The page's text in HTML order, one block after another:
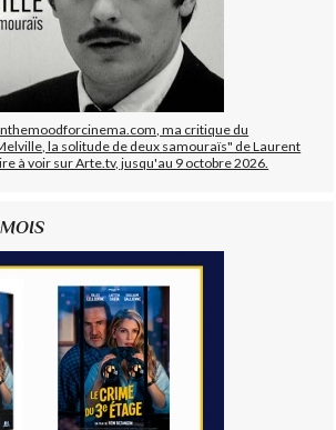
ma critique du
la solitude de deux samouraïs" de Laurent
à voir sur Arte.tv, jusqu'au 9 octobre 2026.